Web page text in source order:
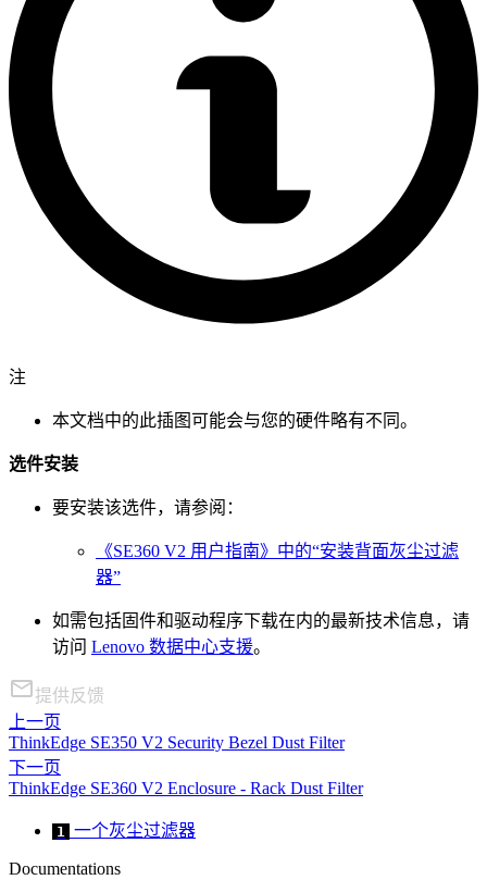
注
本文档中的此插图可能会与您的硬件略有不同。
选件安装
要安装该选件，请参阅：
《SE360 V2 用户指南》中的“安装背面灰尘过滤
器”
如需包括固件和驱动程序下载在内的最新技术信息，请
访问 Lenovo 数据中心支援。
提供反馈
上一页
ThinkEdge SE350 V2 Security Bezel Dust Filter
下一页
ThinkEdge SE360 V2 Enclosure - Rack Dust Filter
1 一个灰尘过滤器
Documentations